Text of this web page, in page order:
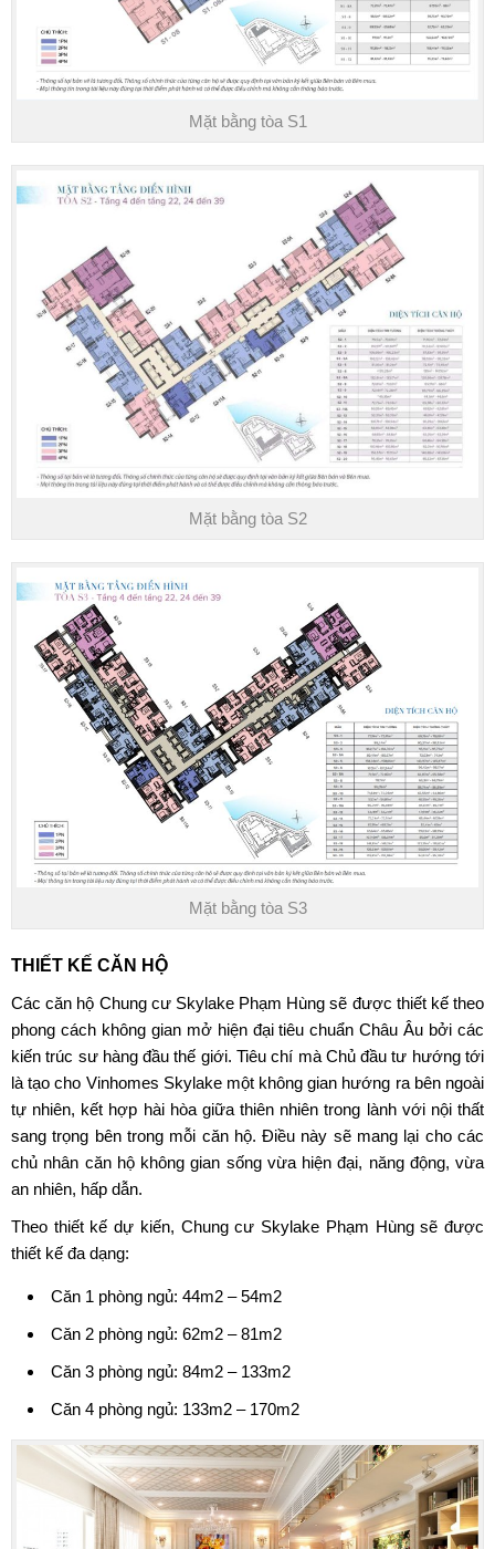
Mặt bằng tòa S1
Mặt bằng tòa S2
Mặt bằng tòa S3
THIẾT KẾ CĂN HỘ
Các căn hộ Chung cư Skylake Phạm Hùng sẽ được thiết kế theo
phong cách không gian mở hiện đại tiêu chuẩn Châu Âu bởi các
kiến trúc sư hàng đầu thế giới. Tiêu chí mà Chủ đầu tư hướng tới
là tạo cho Vinhomes Skylake một không gian hướng ra bên ngoài
tự nhiên, kết hợp hài hòa giữa thiên nhiên trong lành với nội thất
sang trọng bên trong mỗi căn hộ. Điều này sẽ mang lại cho các
chủ nhân căn hộ không gian sống vừa hiện đại, năng động, vừa
an nhiên, hấp dẫn.
Theo thiết kế dự kiến, Chung cư Skylake Phạm Hùng sẽ được
thiết kế đa dạng:
Căn 1 phòng ngủ: 44m2 – 54m2
Căn 2 phòng ngủ: 62m2 – 81m2
Căn 3 phòng ngủ: 84m2 – 133m2
Căn 4 phòng ngủ: 133m2 – 170m2